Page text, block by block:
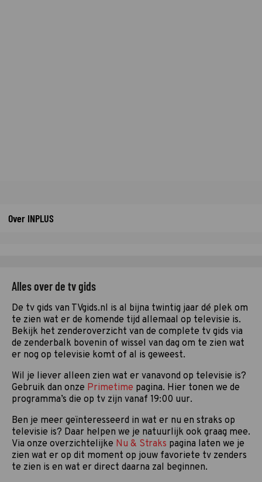
Over INPLUS
Alles over de tv gids
De tv gids van TVgids.nl is al bijna twintig jaar dé plek om
te zien wat er de komende tijd allemaal op televisie is.
Bekijk het zenderoverzicht van de complete tv gids via
de zenderbalk bovenin of wissel van dag om te zien wat
er nog op televisie komt of al is geweest.
Wil je liever alleen zien wat er vanavond op televisie is?
Gebruik dan onze Primetime pagina. Hier tonen we de
programma’s die op tv zijn vanaf 19:00 uur.
Ben je meer geïnteresseerd in wat er nu en straks op
televisie is? Daar helpen we je natuurlijk ook graag mee.
Via onze overzichtelijke Nu & Straks pagina laten we je
zien wat er op dit moment op jouw favoriete tv zenders
te zien is en wat er direct daarna zal beginnen.